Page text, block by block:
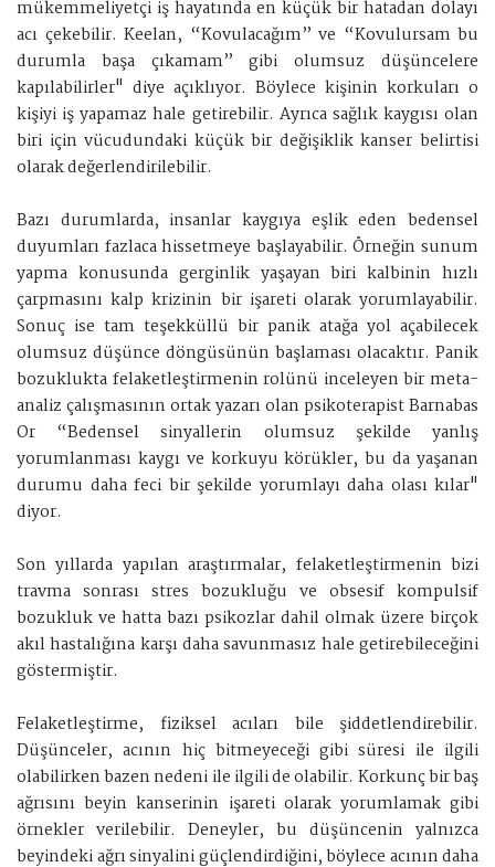
mükemmeliyetçi iş hayatında en küçük bir hatadan dolayı
acı çekebilir. Keelan, “Kovulacağım” ve “Kovulursam bu
durumla başa çıkamam” gibi olumsuz düşüncelere
kapılabilirler" diye açıklıyor. Böylece kişinin korkuları o
kişiyi iş yapamaz hale getirebilir. Ayrıca sağlık kaygısı olan
biri için vücudundaki küçük bir değişiklik kanser belirtisi
olarak değerlendirilebilir.
Bazı durumlarda, insanlar kaygıya eşlik eden bedensel
duyumları fazlaca hissetmeye başlayabilir. Örneğin sunum
yapma konusunda gerginlik yaşayan biri kalbinin hızlı
çarpmasını kalp krizinin bir işareti olarak yorumlayabilir.
Sonuç ise tam teşekküllü bir panik atağa yol açabilecek
olumsuz düşünce döngüsünün başlaması olacaktır. Panik
bozuklukta felaketleştirmenin rolünü inceleyen bir meta-
analiz çalışmasının ortak yazarı olan psikoterapist Barnabas
Or “Bedensel sinyallerin olumsuz şekilde yanlış
yorumlanması kaygı ve korkuyu körükler, bu da yaşanan
durumu daha feci bir şekilde yorumlayı daha olası kılar"
diyor.
Son yıllarda yapılan araştırmalar, felaketleştirmenin bizi
travma sonrası stres bozukluğu ve obsesif kompulsif
bozukluk ve hatta bazı psikozlar dahil olmak üzere birçok
akıl hastalığına karşı daha savunmasız hale getirebileceğini
göstermiştir.
Felaketleştirme, fiziksel acıları bile şiddetlendirebilir.
Düşünceler, acının hiç bitmeyeceği gibi süresi ile ilgili
olabilirken bazen nedeni ile ilgili de olabilir. Korkunç bir baş
ağrısını beyin kanserinin işareti olarak yorumlamak gibi
örnekler verilebilir. Deneyler, bu düşüncenin yalnızca
beyindeki ağrı sinyalini güçlendirdiğini, böylece acının daha